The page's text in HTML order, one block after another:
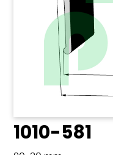
1010-581